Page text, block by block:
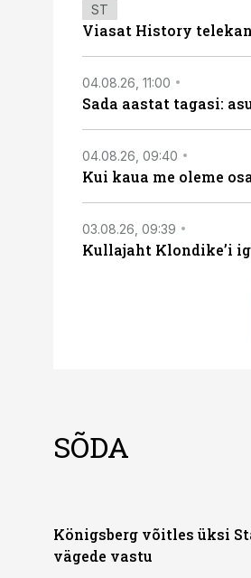
ST
Viasat History
04.08.26, 11:00
Sada aastat tagasi:
04.08.26, 09:40
Kui kaua me oleme
03.08.26, 09:39
Kullajaht Klondike’i
SÕDA
Königsberg võitles üksi
vägede vastu